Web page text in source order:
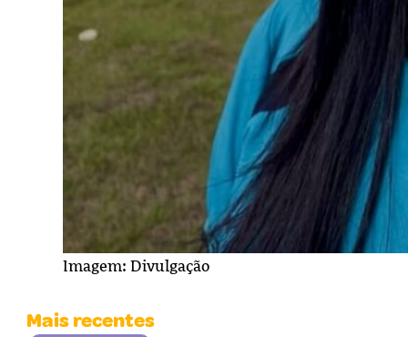
Imagem: Divulgação
Mais recentes